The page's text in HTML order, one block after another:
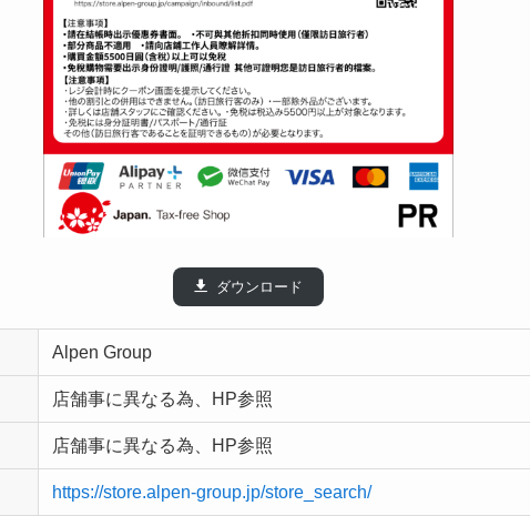
ダウンロード
Alpen Group
店舗事に異なる為、HP参照
店舗事に異なる為、HP参照
https://store.alpen-group.jp/store_search/